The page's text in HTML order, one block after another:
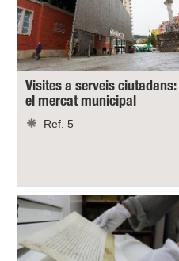
Visites a serveis ciutadans:
el mercat municipal
Ref. 5